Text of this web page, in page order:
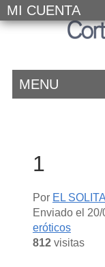
MI CUENTA
MENU
1
Por EL
Enviado el 20/
eróticos
812visitas